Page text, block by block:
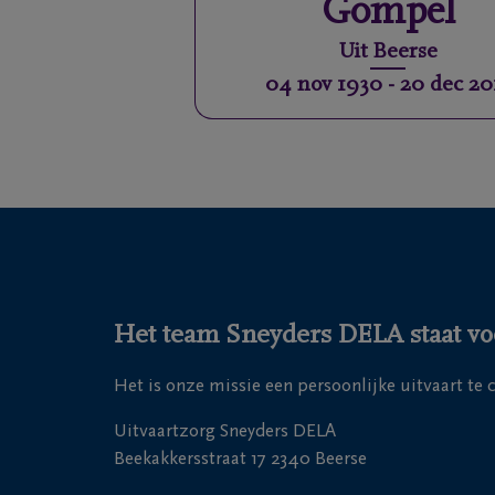
Gompel
Uit Beerse
04 nov 1930 -20 dec
Het team Sneyders DELA staat
Het is onze missie een persoonlijke uitvaart te
Uitvaartzorg Sneyders DELA
Beekakkersstraat 17 2340 Beerse